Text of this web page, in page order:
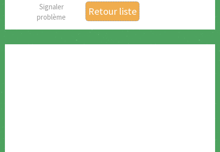
Signaler
problème
Retour liste